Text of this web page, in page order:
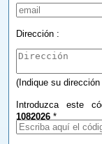
Dirección :
(Indique su
Introduzca este
1082026 *